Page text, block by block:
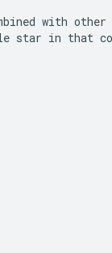
with
star in that